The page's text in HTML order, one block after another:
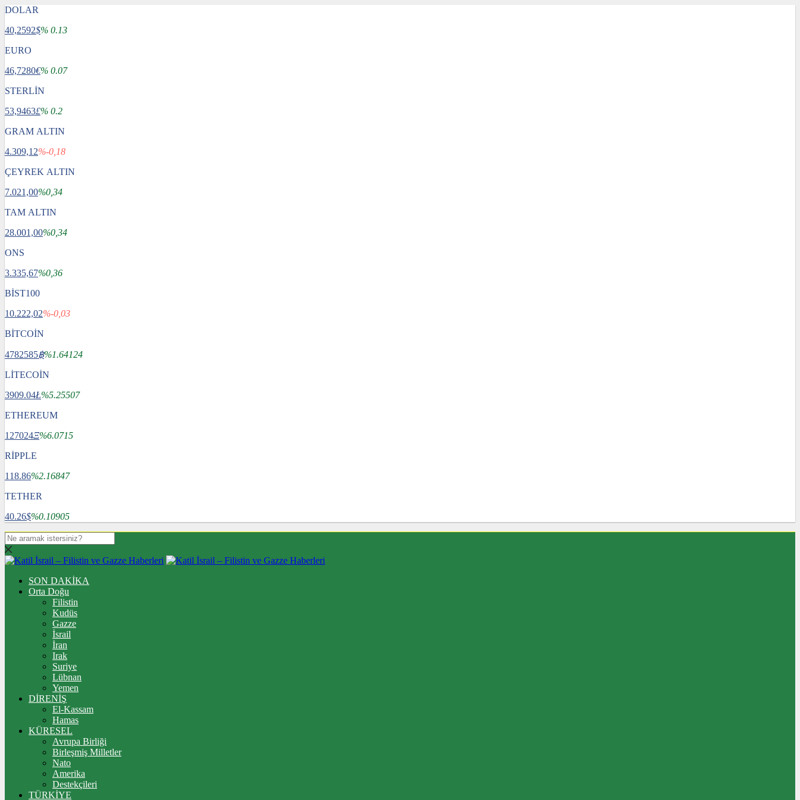
DOLAR
40,2592$% 0.13
EURO
46,7280€% 0.07
STERLİN
53,9463£% 0.2
GRAM ALTIN
4.309,12%-0,18
ÇEYREK ALTIN
7.021,00%0,34
TAM ALTIN
28.001,00%0,34
ONS
3.335,67%0,36
BİST100
10.222,02%-0,03
BİTCOİN
4782585฿%1.64124
LİTECOİN
3909.04Ł%5.25507
ETHEREUM
127024Ξ%6.0715
RİPPLE
118.86%2.16847
TETHER
40.26$%0.10905
SON DAKİKA
Orta Doğu
Filistin
Kudüs
Gazze
İsrail
İran
Irak
Suriye
Lübnan
Yemen
DİRENİŞ
El-Kassam
Hamas
KÜRESEL
Avrupa Birliği
Birleşmiş Milletler
Nato
Amerika
Destekçileri
TÜRKİYE